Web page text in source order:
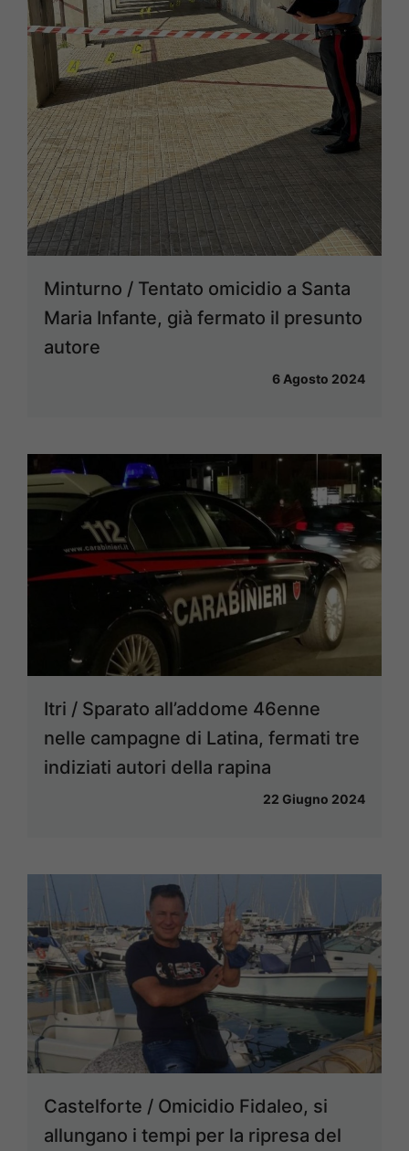
Minturno / Tentato omicidio a Santa
Maria Infante, già fermato il presunto
autore
6 Agosto 2024
Itri / Sparato all’addome 46enne
nelle campagne di Latina, fermati tre
indiziati autori della rapina
22 Giugno 2024
Castelforte / Omicidio Fidaleo, si
allungano i tempi per la ripresa del